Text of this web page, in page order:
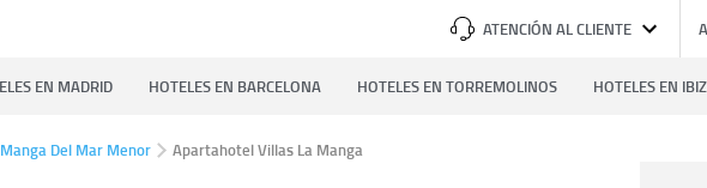
ATENCIÓN AL CLIENTE
EN MADRID HOTELES EN BARCELONA HOTELES EN TORREMOLINOS HOTELES EN
Del Mar Menor Apartahotel Villas La Manga